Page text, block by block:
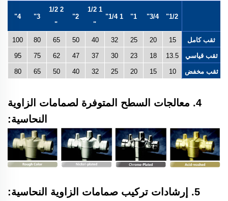
1/2"
3/4"
1"
1 1/4"
1 1/2
"
2"
2 1/2
"
3"
4"
ثقب كامل 15
20
25
32
40
50
65
80
100
ثقب قياسي 13.5
18
23
30
37
47
62
75
95
ثقب مخفض 10
15
20
25
32
40
50
65
80
4. معالجات السطح المتوفرة لصمامات الزاوية
النحاسية:
5. إرشادات تركيب صمامات الزاوية النحاسية: